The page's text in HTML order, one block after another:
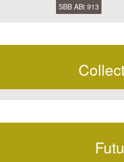
SBB ABt 913